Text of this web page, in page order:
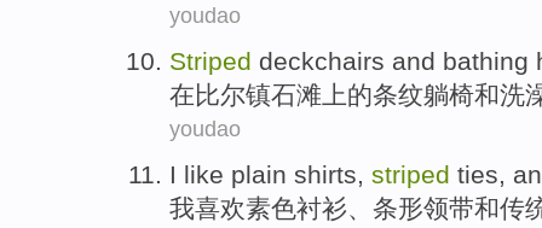
youdao
Striped deckchairs and bathing
在比尔镇石滩上的条纹躺椅和洗
youdao
I like plain shirts, striped ties,
我喜欢素色衬衫、 条形领带和传